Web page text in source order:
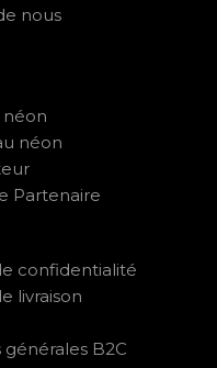
nous
néon
néon
Partenaire
confidentialité
livraison
générales B2C